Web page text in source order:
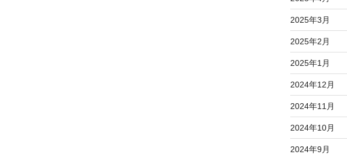
2025年3月
2025年2月
2025年1月
2024年12月
2024年11月
2024年10月
2024年9月